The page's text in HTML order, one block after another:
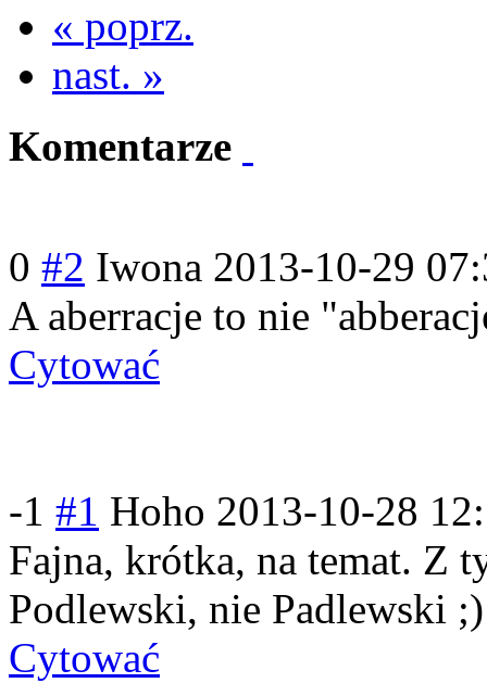
« poprz.
nast. »
Komentarze
0 #2 Iwona 2013-10-29
A aberracje to nie
Cytować
-1 #1 Hoho 2013-10-28
Fajna, krótka, na temat. Z
Podlewski, nie Padlewski ;)
Cytować